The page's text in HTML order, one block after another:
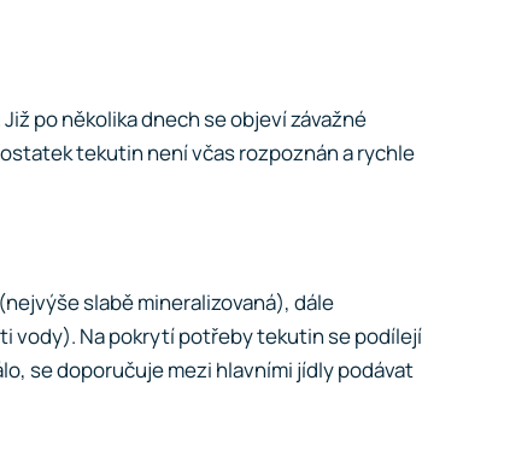
po několika dnech se objeví závažné
tekutin není včas rozpoznán a rychle
slabě mineralizovaná), dále
vody). Na pokrytí potřeby tekutin se podílejí
se doporučuje mezi hlavními jídly podávat